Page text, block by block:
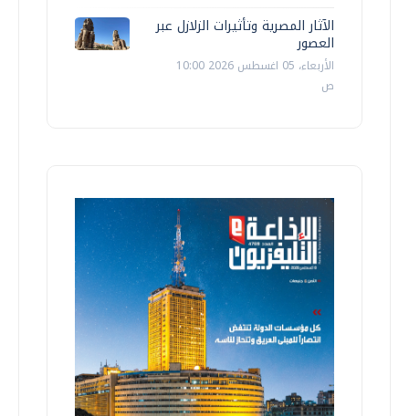
الآثار المصرية وتأثيرات الزلازل عبر
العصور
الأربعاء، 05 اغسطس 2026 10:00
ص